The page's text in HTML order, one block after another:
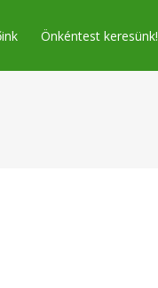
Önkéntest keresünk!